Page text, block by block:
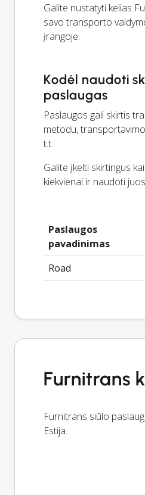
Galite nustatyti kelias
savo transporto
įrangoje.
Kodėl naudoti
paslaugas
Paslaugos gali skirtis
metodu,
t.t.
Galite įkelti skirtingus
kiekvienai ir naudoti
Paslaugos
pavadinimas
Road
Furnitrans
Furnitrans siūlo
Estija.